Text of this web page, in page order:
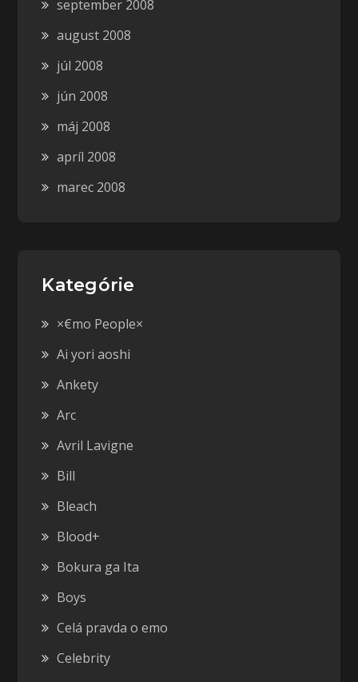
september 2008
august 2008
júl 2008
jún 2008
máj 2008
apríl 2008
marec 2008
Kategórie
×€mo People×
Ai yori aoshi
Ankety
Arc
Avril Lavigne
Bill
Bleach
Blood+
Bokura ga Ita
Boys
Celá pravda o emo
Celebrity